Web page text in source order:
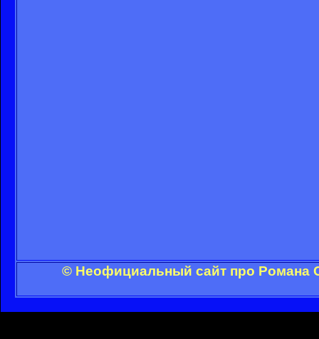
© Неофициальный сайт про Романа